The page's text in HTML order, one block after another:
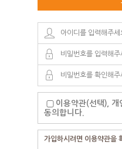
이용약관(선택), 개
동의합니다.
가입하시려면 이용약관을